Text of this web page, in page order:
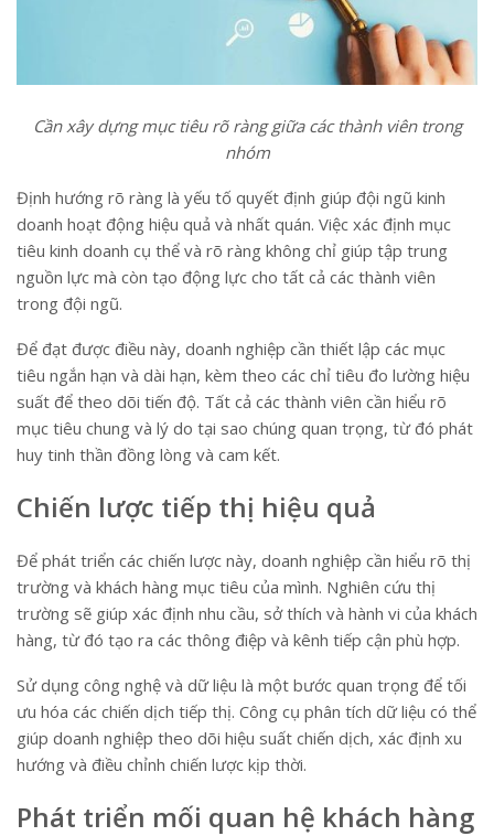
Cần xây dựng mục tiêu rõ ràng giữa các thành viên trong
nhóm
Định hướng rõ ràng là yếu tố quyết định giúp đội ngũ kinh
doanh hoạt động hiệu quả và nhất quán. Việc xác định mục
tiêu kinh doanh cụ thể và rõ ràng không chỉ giúp tập trung
nguồn lực mà còn tạo động lực cho tất cả các thành viên
trong đội ngũ.
Để đạt được điều này, doanh nghiệp cần thiết lập các mục
tiêu ngắn hạn và dài hạn, kèm theo các chỉ tiêu đo lường hiệu
suất để theo dõi tiến độ. Tất cả các thành viên cần hiểu rõ
mục tiêu chung và lý do tại sao chúng quan trọng, từ đó phát
huy tinh thần đồng lòng và cam kết.
Chiến lược tiếp thị hiệu quả
Để phát triển các chiến lược này, doanh nghiệp cần hiểu rõ thị
trường và khách hàng mục tiêu của mình. Nghiên cứu thị
trường sẽ giúp xác định nhu cầu, sở thích và hành vi của khách
hàng, từ đó tạo ra các thông điệp và kênh tiếp cận phù hợp.
Sử dụng công nghệ và dữ liệu là một bước quan trọng để tối
ưu hóa các chiến dịch tiếp thị. Công cụ phân tích dữ liệu có thể
giúp doanh nghiệp theo dõi hiệu suất chiến dịch, xác định xu
hướng và điều chỉnh chiến lược kịp thời.
Phát triển mối quan hệ khách hàng